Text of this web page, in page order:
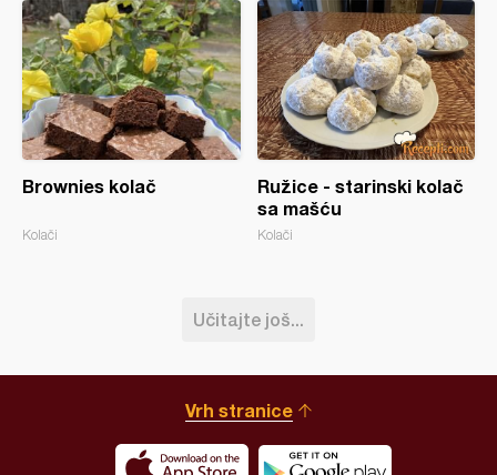
Brownies kolač
Kolači
Ružice - starinski kolač
sa mašću
Kolači
Učitajte još...
Vrh stranice